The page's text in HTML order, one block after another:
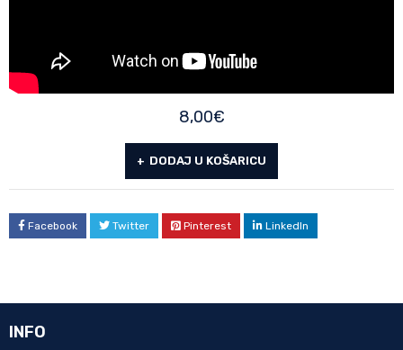
8,00€
DODAJ U KOŠARICU
Facebook Twitter Pinterest LinkedIn
INFO